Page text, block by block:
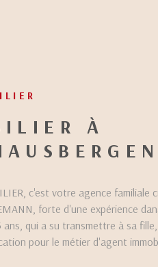
À
c'est votre agence familiale
forte d'une expérience
ans, qui a su transmettre à sa
pour le métier d'agent